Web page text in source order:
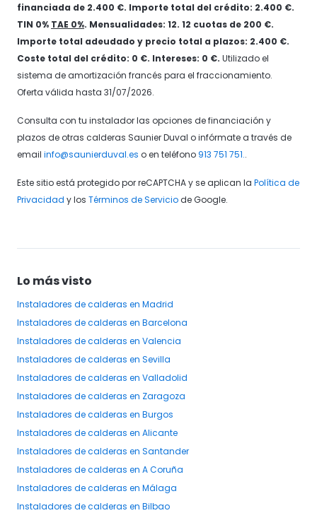
financiada de 2.400 €. Importe total del crédito: 2.400 €.
TIN 0% TAE 0%. Mensualidades: 12. 12 cuotas de 200 €.
Importe total adeudado y precio total a plazos: 2.400 €.
Coste total del crédito: 0 €. Intereses: 0 €. Utilizado el
sistema de amortización francés para el fraccionamiento.
Oferta válida hasta 31/07/2026.
Consulta con tu instalador las opciones de financiación y
plazos de otras calderas Saunier Duval o infórmate a través de
email info@saunierduval.es o en teléfono 913 751 751..
Este sitio está protegido por reCAPTCHA y se aplican la Política de
Privacidad y los Términos de Serviciode Google.
Lo más visto
Instaladores de calderas en Madrid
Instaladores de calderas en Barcelona
Instaladores de calderas en Valencia
Instaladores de calderas en Sevilla
Instaladores de calderas en Valladolid
Instaladores de calderas en Zaragoza
Instaladores de calderas en Burgos
Instaladores de calderas en Alicante
Instaladores de calderas en Santander
Instaladores de calderas en A Coruña
Instaladores de calderas en Málaga
Instaladores de calderas en Bilbao